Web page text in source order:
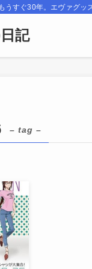
うすぐ30年。エヴァグッ
記
– tag –